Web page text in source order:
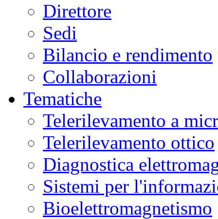
Direttore
Sedi
Bilancio e rendimento
Collaborazioni
Tematiche
Telerilevamento a
Telerilevamento ottico
Diagnostica
Sistemi per
Bioelettromagnetismo